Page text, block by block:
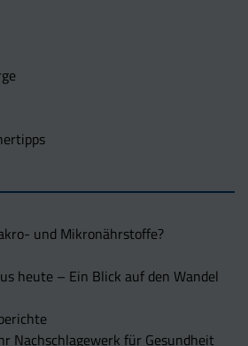
und Mikronährstoffe?
heute – Ein Blick auf den Wandel
Nachschlagewerk für Gesundheit